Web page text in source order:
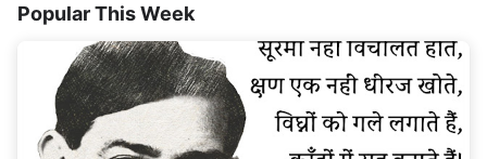
Popular This Week